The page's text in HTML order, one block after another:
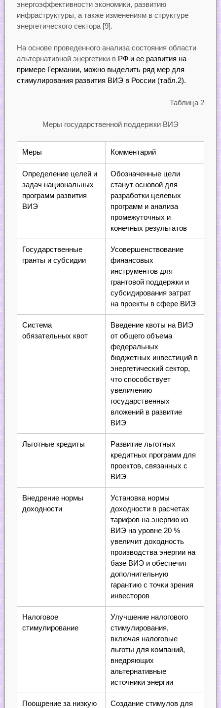
энергоэффективности экономики, развитию
инфраструктуры, а также изменениям в структуре
энергетического сектора [9].
На основе проведенного анализа состояния области
альтернативной энергетики в РФ и ее развития на
примере Германии, можно выделить ряд мер для
стимулирования развития ВИЭ в России (табл.2).
Таблица 2
Меры государственной поддержки ВИЭ
Меры Комментарий
Определение целей и
задач национальных
программ развития
ВИЭ
Обозначенные цели
станут основой для
разработки целевых
программ и анализа
промежуточных и
конечных результатов
Государственные
гранты и субсидии
Усовершенствование
финансовых
инструментов для
грантовой поддержки и
субсидирования затрат
на проекты в сфере ВИЭ
Система
обязательных квот
Введение квоты на ВИЭ
от общего объема
федеральных
бюджетных инвестиций в
энергетический сектор,
что способствует
увеличению
государственных
вложений в развитие
ВИЭ
Льготные кредиты
Развитие льготных
кредитных программ для
проектов, связанных с
ВИЭ
Внедрение нормы
доходности
Установка нормы
доходности в расчетах
тарифов на энергию из
ВИЭ на уровне 20 %
увеличит доходность
производства энергии на
базе ВИЭ и обеспечит
дополнительную
гарантию с точки зрения
инвесторов
Налоговое
стимулирование
Улучшение налогового
стимулирования,
включая налоговые
льготы для компаний,
внедряющих
альтернативные
источники энергии
Поощрение за низкую
Создание стимулов для